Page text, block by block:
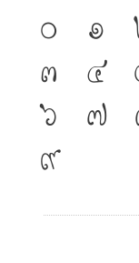
๐
๑
๓
๔
๖
๗
๙